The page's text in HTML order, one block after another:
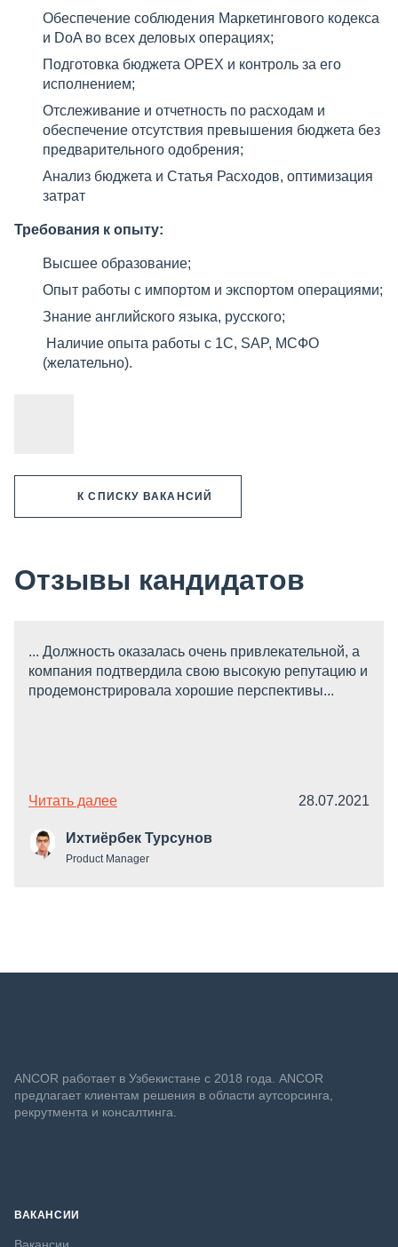
Обеспечение соблюдения Маркетингового кодекса
и DoA во всех деловых операциях;
Подготовка бюджета OPEX и контроль за его
исполнением;
Отслеживание и отчетность по расходам и
обеспечение отсутствия превышения бюджета без
предварительного одобрения;
Анализ бюджета и Статья Расходов, оптимизация
затрат
Требования к опыту:
Высшее образование;
Опыт работы с импортом и экспортом операциями;
Знание английского языка, русского;
Наличие опыта работы с 1С, SAP, МСФО
(желательно).
К СПИСКУ ВАКАНСИЙ
Отзывы кандидатов
... Должность оказалась очень привлекательной, а
компания подтвердила свою высокую репутацию и
продемонстрировала хорошие перспективы...
Читать далее 28.07.2021
Ихтиёрбек Турсунов
Product Manager
ANСOR работает в Узбекистане с 2018 года. ANCOR
предлагает клиентам решения в области аутсорсинга,
рекрутмента и консалтинга.
ВАКАНСИИ